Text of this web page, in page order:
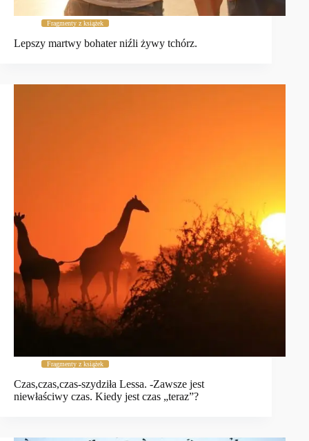
Fragmenty z książek
Lepszy martwy bohater niźli żywy tchórz.
Fragmenty z książek
Czas,czas,czas-szydziła Lessa. -Zawsze jest
niewłaściwy czas. Kiedy jest czas „teraz”?